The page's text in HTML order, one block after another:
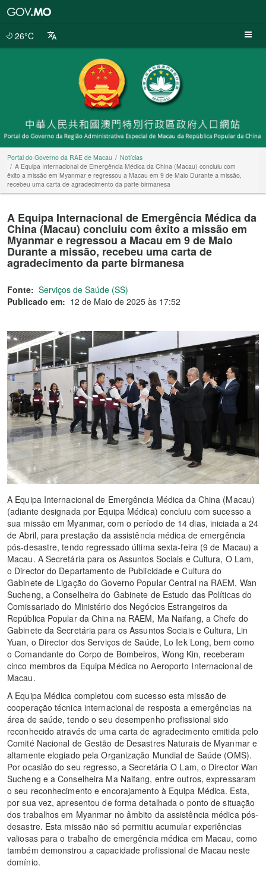
26°C
Portal do Governo da RAE de Macau
Notícias
A Equipa Internacional de Emergência Médica da China (Macau) concluiu com
êxito a missão em Myanmar e regressou a Macau em 9 de Maio Durante a missão,
recebeu uma carta de agradecimento da parte birmanesa
A Equipa Internacional de Emergência Médica da
China (Macau) concluiu com êxito a missão em
Myanmar e regressou a Macau em 9 de Maio
Durante a missão, recebeu uma carta de
agradecimento da parte birmanesa
Fonte: Serviços de Saúde (SS)
Publicado em: 12 de Maio de 2025 às 17:52
A Equipa Internacional de Emergência Médica da China (Macau)
(adiante designada por Equipa Médica) concluiu com sucesso a
sua missão em Myanmar, com o período de 14 dias, iniciada a 24
de Abril, para prestação da assistência médica de emergência
pós-desastre, tendo regressado última sexta-feira (9 de Macau) a
Macau. A Secretária para os Assuntos Sociais e Cultura, O Lam,
o Director do Departamento de Publicidade e Cultura do
Gabinete de Ligação do Governo Popular Central na RAEM, Wan
Sucheng, a Conselheira do Gabinete de Estudo das Políticas do
Comissariado do Ministério dos Negócios Estrangeiros da
República Popular da China na RAEM, Ma Naifang, a Chefe do
Gabinete da Secretária para os Assuntos Sociais e Cultura, Lin
Yuan, o Director dos Serviços de Saúde, Lo Iek Long, bem como
o Comandante do Corpo de Bombeiros, Wong Kin, receberam
cinco membros da Equipa Médica no Aeroporto Internacional de
Macau.
A Equipa Médica completou com sucesso esta missão de
cooperação técnica internacional de resposta a emergências na
área de saúde, tendo o seu desempenho profissional sido
reconhecido através de uma carta de agradecimento emitida pelo
Comité Nacional de Gestão de Desastres Naturais de Myanmar e
altamente elogiado pela Organização Mundial de Saúde (OMS).
Por ocasião do seu regresso, a Secretária O Lam, o Director Wan
Sucheng e a Conselheira Ma Naifang, entre outros, expressaram
o seu reconhecimento e encorajamento à Equipa Médica. Esta,
por sua vez, apresentou de forma detalhada o ponto de situação
dos trabalhos em Myanmar no âmbito da assistência médica pós-
desastre. Esta missão não só permitiu acumular experiências
valiosas para o trabalho de emergência médica em Macau, como
também demonstrou a capacidade profissional de Macau neste
domínio.